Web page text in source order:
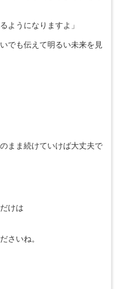
ようになりますよ」
でも伝えて明るい未来を見
まま続けていけば大丈夫で
けは
さいね。